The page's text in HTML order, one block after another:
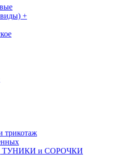
+
трикотаж
и СОРОЧКИ